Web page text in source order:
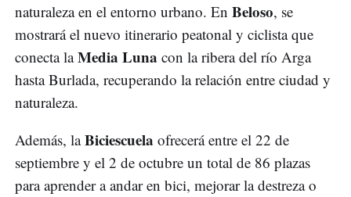
naturaleza en el entorno urbano. En Beloso, se
mostrará el nuevo itinerario peatonal y ciclista que
conecta laMedia Luna con la ribera del río Arga
hasta Burlada, recuperando la relación entre ciudad y
naturaleza.
Además, laBiciescuela ofrecerá entre el 22 de
septiembre y el 2 de octubre un total de 86 plazas
para aprender a andar en bici, mejorar la destreza o